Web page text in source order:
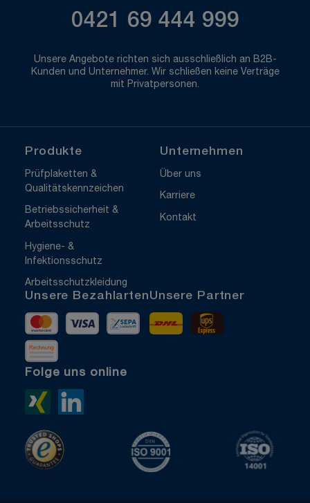
0421 69 444 999
Unsere Angebote richten sich ausschließlich an B2B-
Kunden und Unternehmer. Wir schließen keine Verträge
mit Privatpersonen.
Produkte
Prüfplaketten &
Qualitätskennzeichen
Betriebssicherheit &
Arbeitsschutz
Hygiene- &
Infektionsschutz
Arbeitsschutzkleidung
Unternehmen
Über uns
Karriere
Kontakt
Unsere Bezahlarten
MastercardVisa Vorkasse
Rechnung
Unsere Partner
DHL
Folge uns online
Xing>
ISO 9001 zertifiziert